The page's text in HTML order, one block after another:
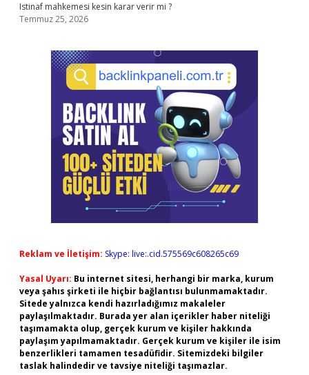
Istinaf mahkemesi kesin karar verir mi ?
Temmuz 25, 2026
Reklam ve İletişim: Skype: live:.cid.575569c608265c69
Yasal Uyarı: Bu internet sitesi, herhangi bir marka, kurum
veya şahıs şirketi ile hiçbir bağlantısı bulunmamaktadır.
Sitede yalnızca kendi hazırladığımız makaleler
paylaşılmaktadır. Burada yer alan içerikler haber niteliği
taşımamakta olup, gerçek kurum ve kişiler hakkında
paylaşım yapılmamaktadır. Gerçek kurum ve kişiler ile isim
benzerlikleri tamamen tesadüfidir. Sitemizdeki bilgiler
taslak halindedir ve tavsiye niteliği taşımazlar.